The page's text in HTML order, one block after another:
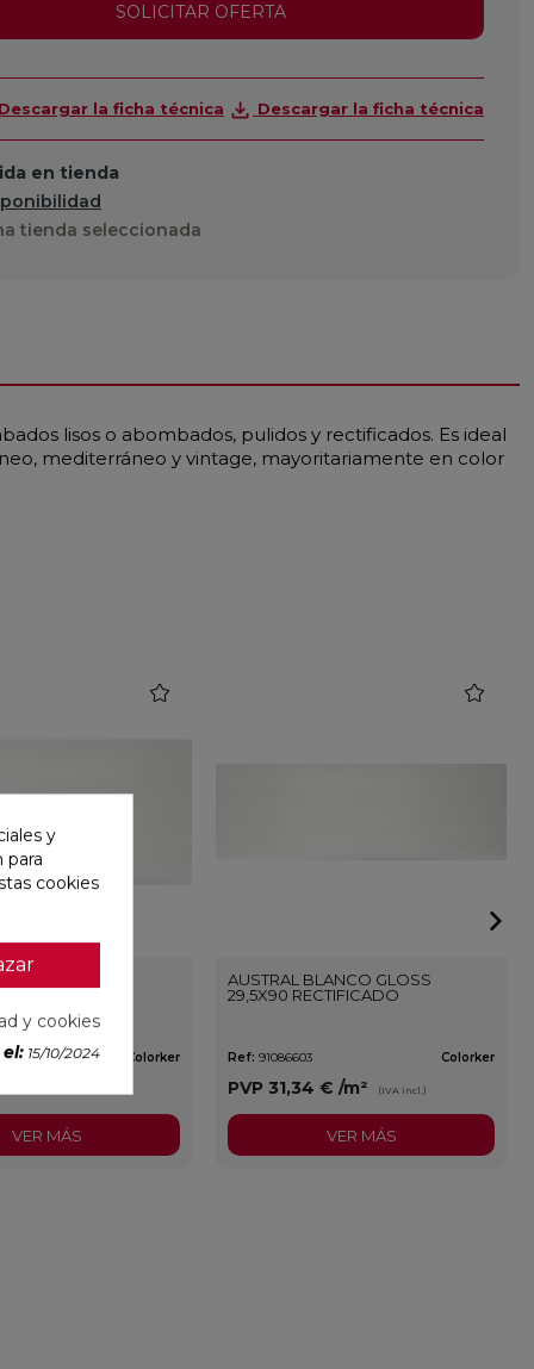
SOLICITAR OFERTA
Descargar la ficha técnica Descargar la ficha técnica
en tienda
tienda seleccionada
lisos o abombados, pulidos y rectificados. Es ideal
mediterráneo y vintage, mayoritariamente en color
Colorker
VER MÁS
AUSTRAL BLANCO GLOSS
29,5X90 RECTIFICADO
Ref: 91086603 Colorker
PVP 31,34 €/m² (IVA incl.)
favorite
VER MÁS
y
para
cookies
y cookies
15/10/2024